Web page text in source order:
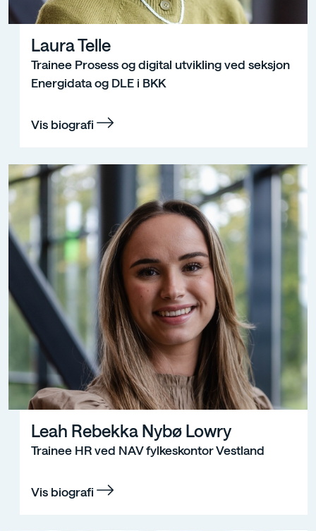
Laura Telle
Trainee Prosess og digital utvikling ved seksjon
Energidata og DLE i BKK
Vis biografi
Leah Rebekka Nybø Lowry
Trainee HR ved NAV fylkeskontor Vestland
Vis biografi